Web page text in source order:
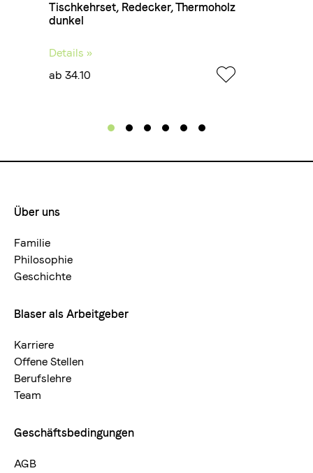
Tischkehrset, Redecker, Thermoholz
dunkel
Details »
ab 34.10
Footermenue-
neu
Über uns
Familie
Philosophie
Geschichte
Blaser als Arbeitgeber
Karriere
Offene Stellen
Berufslehre
Team
Geschäftsbedingungen
AGB